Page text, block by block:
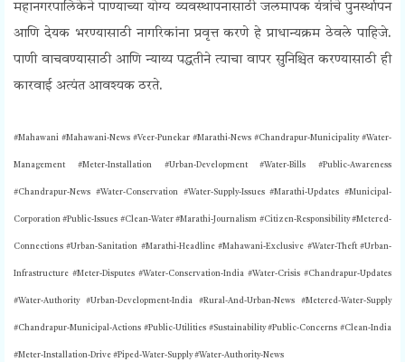
महानगरपालिकेने पाण्याच्या योग्य व्यवस्थापनासाठी जलमापक यंत्रांचे पुनर्स्थापन
आणि देयक भरण्यासाठी नागरिकांना प्रवृत्त करणे हे प्राधान्यक्रम ठेवले पाहिजे.
पाणी वाचवण्यासाठी आणि न्याय्य पद्धतीने त्याचा वापर सुनिश्चित करण्यासाठी ही
कारवाई अत्यंत आवश्यक ठरते.
#Mahawani #Mahawani-News #Veer-Punekar #Marathi-News #Chandrapur-Municipality #Water-
Management #Meter-Installation #Urban-Development #Water-Bills #Public-Awareness
#Chandrapur-News #Water-Conservation #Water-Supply-Issues #Marathi-Updates #Municipal-
Corporation #Public-Issues #Clean-Water #Marathi-Journalism #Citizen-Responsibility #Metered-
Connections #Urban-Sanitation #Marathi-Headline #Mahawani-Exclusive #Water-Theft #Urban-
Infrastructure #Meter-Disputes #Water-Conservation-India #Water-Crisis #Chandrapur-Updates
#Water-Authority #Urban-Development-India #Rural-And-Urban-News #Metered-Water-Supply
#Chandrapur-Municipal-Actions #Public-Utilities #Sustainability #Public-Concerns #Clean-India
#Meter-Installation-Drive #Piped-Water-Supply #Water-Authority-News